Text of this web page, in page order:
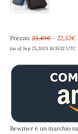
Prezzo: 23,49€ - 22,32€
(as of Sep 25,2025 16:35:12 UTC
Bewmer è un marchio